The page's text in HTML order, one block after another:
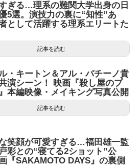
ぎる…理系の難関大学出身の日
5選。演技力の裏に“知性”あ
として活躍する理系エリートた
記事を読む
・キートン＆アル・パチーノ貴
演シーン！ 映画『殺し屋のプ
本編映像・メイキング写真公開
記事を読む
笑顔が可愛すぎる…福田雄一監
彩との“寝てる2ショット”公
『SAKAMOTO DAYS』の裏側